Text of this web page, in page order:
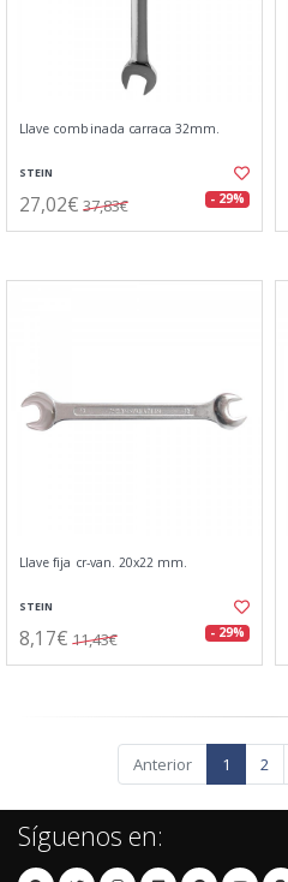
Llave combinada carraca 32mm.
STEIN
27,02€ 37,83€ - 29%
Llave fija cr-van. 20x22 mm.
STEIN
8,17€ 11,43€ - 29%
Anterior 1 2
Síguenos en: